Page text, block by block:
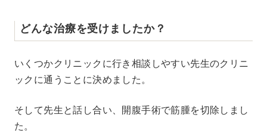
どんな治療を受けましたか？
いくつかクリニックに行き相談しやすい先生のクリニ
ックに通うことに決めました。
そして先生と話し合い、開腹手術で筋腫を切除しまし
た。